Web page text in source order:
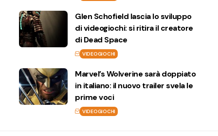
Glen Schofield lascia lo sviluppo
di videogiochi: si ritira il creatore
di Dead Space
VIDEOGIOCHI
Marvel’s Wolverine sarà doppiato
in italiano: il nuovo trailer svela le
prime voci
VIDEOGIOCHI